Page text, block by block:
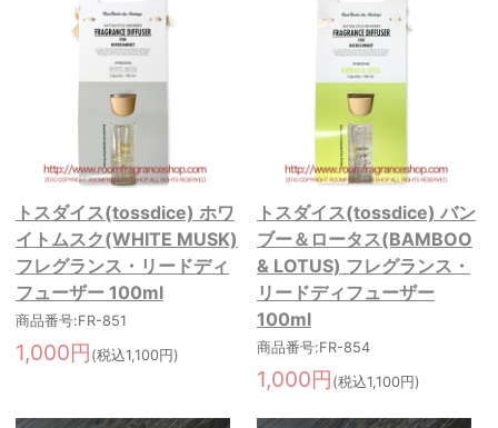
トスダイス(tossdice) ホワ
イトムスク(WHITE MUSK)
フレグランス・リードディ
フューザー 100ml
商品番号:FR-851
1,000円 (税込1,100円)
トスダイス(tossdice) バン
ブー＆ロータス(BAMBOO
& LOTUS) フレグランス・
リードディフューザー
100ml
商品番号:FR-854
1,000円 (税込1,100円)